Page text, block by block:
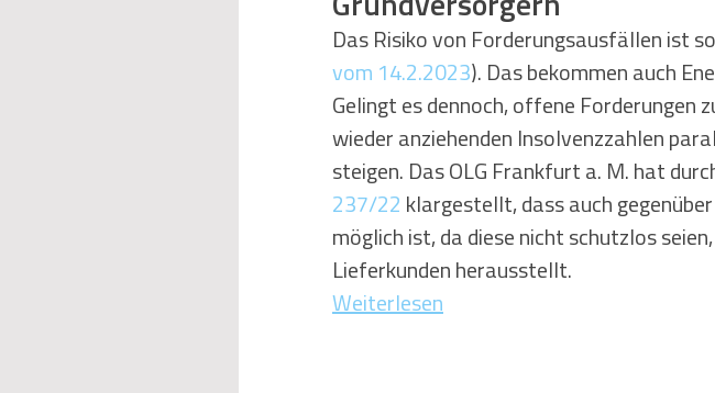
Beihilfenrecht Kraftwerke Kälte Verkehr
Regulierung Wettbewerbs- und Kartellrecht
Telekommunikation Gesellschaftsrecht E-
Das Risiko von Forderungsausfällen ist
vom 14.2.2023). Das bekommen auch
Gelingt es dennoch, offene Forderungen
wieder anziehenden Insolvenzzahlen
steigen. Das OLG Frankfurt a. M. hat
237/22 klargestellt, dass auch
möglich ist, da diese nicht schutzlos
Lieferkunden herausstellt.
Weiterlesen